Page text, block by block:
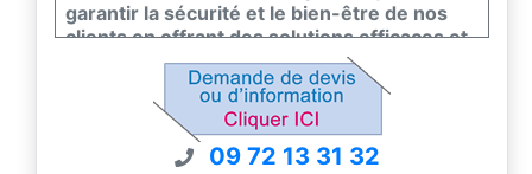
garantir la sécurité et le bien-être de nos
clients en offrant des solutions efficaces et
respectueuses de l’environnement pour
éliminer les nuisibles et assainir leurs
espaces de vie et de travail.
09 72 13 31 32